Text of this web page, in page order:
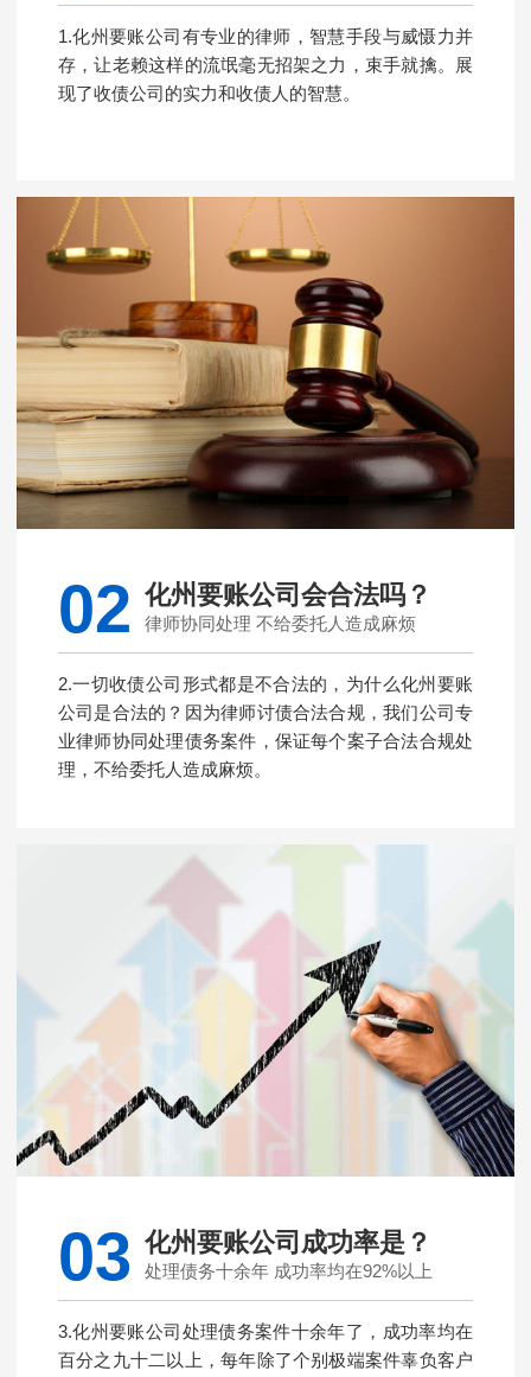
1.化州要账公司有专业的律师，智慧手段与威慑力并
存，让老赖这样的流氓毫无招架之力，束手就擒。展
现了收债公司的实力和收债人的智慧。
02 化州要账公司会合法吗？
律师协同处理 不给委托人造成麻烦
2.一切收债公司形式都是不合法的，为什么化州要账
公司是合法的？因为律师讨债合法合规，我们公司专
业律师协同处理债务案件，保证每个案子合法合规处
理，不给委托人造成麻烦。
03 化州要账公司成功率是？
处理债务十余年 成功率均在92%以上
3.化州要账公司处理债务案件十余年了，成功率均在
百分之九十二以上，每年除了个别极端案件辜负客户